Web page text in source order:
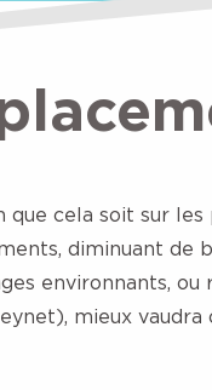
cela soit sur les
diminuant de
environnants, ou
mieux